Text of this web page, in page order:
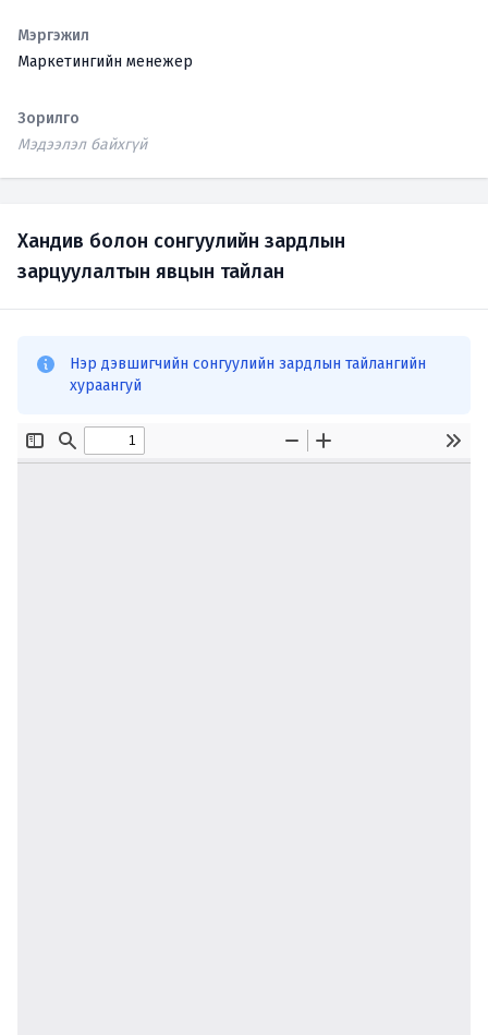
Мэргэжил
Маркетингийн менежер
Зорилго
Мэдээлэл байхгүй
Хандив болон сонгуулийн зардлын
зарцуулалтын явцын тайлан
Нэр дэвшигчийн сонгуулийн зардлын тайлангийн
хураангуй